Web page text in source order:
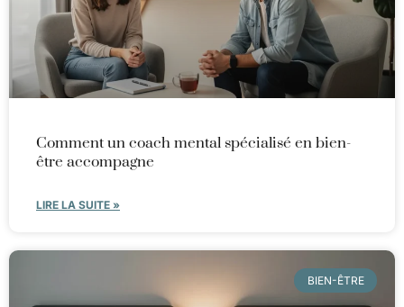
Comment un coach mental spécialisé en bien-
être accompagne
LIRE LA SUITE »
BIEN-ÊTRE